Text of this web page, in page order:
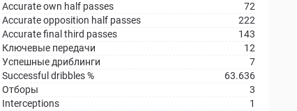
Accurate own half passes
72
Accurate opposition half passes
222
Accurate final third passes
143
Ключевые передачи
12
Успешные дриблинги
7
Successful dribbles %
63.636
Отборы
3
Interceptions
1